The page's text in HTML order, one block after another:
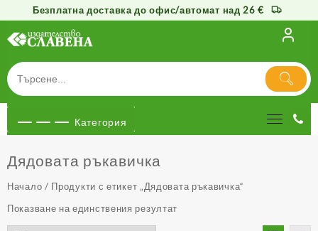
Безплатна доставка до офис/автомат над 26 €
съдържанието
Категория
Дядовата ръкавичка
Начало / Продукти с етикет „Дядовата ръкавичка“
Показване на единствения резултат